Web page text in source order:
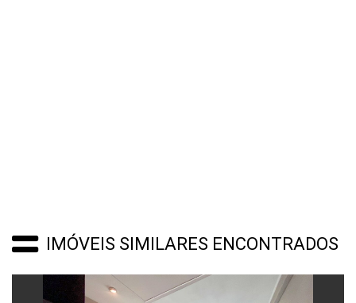
IMÓVEIS SIMILARES ENCONTRADOS